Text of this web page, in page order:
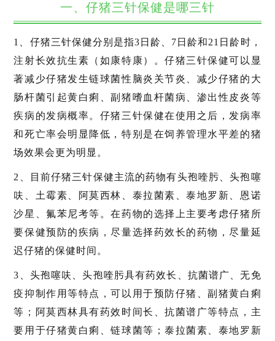
一、仔猪三针保健是哪三针
1、仔猪三针保健分别是指3日龄、7日龄和21日龄时，
注射长效抗生素（如康特康）。仔猪三针保健可以显
著减少仔猪发生链球菌性脑炎关节炎、减少仔猪的大
肠杆菌引起黄白痢、副猪嗜血杆菌病、渗出性皮炎等
疾病的发病概率。仔猪三针保健在使用之后，发病率
和死亡率会明显降低，特别是在饲养管理水平差的猪
场效果会更为明显。
2、目前仔猪三针保健主流的药物有头孢喹肟、头孢噻
呋、土霉素、阿莫西林、泰拉菌素、泰地罗新、恩诺
沙星、氟苯尼考等。在药物的选择上主要考虑仔猪所
要保健预防的疾病，尽量选择药效长的药物，尽量延
迟仔猪的保健时间。
3、头孢噻呋、头孢喹肟具有药效长、抗菌谱广、无免
疫抑制作用等特点，可以用于预防仔猪、副猪黄白痢
等；阿莫西林具有药效时间长、抗菌谱广等特点，主
要用于仔猪黄白痢、链球菌等；泰拉菌素、泰地罗新